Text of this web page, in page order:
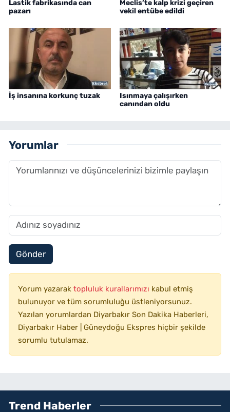
Lastik fabrikasında can
pazarı
Meclis’te kalp krizi geçiren
vekil entübe edildi
İş insanına korkunç tuzak
Isınmaya çalışırken
canından oldu
Yorumlar
Gönder
Yorum yazarak topluluk kurallarımızı kabul etmiş
bulunuyor ve tüm sorumluluğu üstleniyorsunuz.
Yazılan yorumlardan Diyarbakır Son Dakika Haberleri,
Diyarbakır Haber | Güneydoğu Ekspres hiçbir şekilde
sorumlu tutulamaz.
Trend Haberler